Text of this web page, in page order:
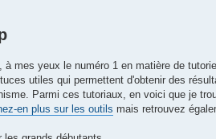
à mes yeux le numéro 1 en matière de
utiles qui permettent d'obtenir des
Parmi ces tutoriaux, en voici que je
en plus sur les outils mais retrouvez